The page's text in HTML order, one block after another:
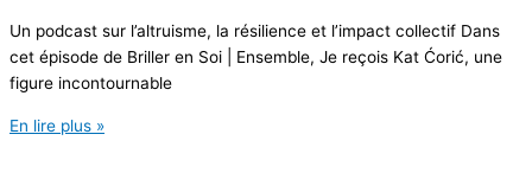
Un podcast sur l’altruisme, la résilience et l’impact collectif Dans
cet épisode de Briller en Soi | Ensemble, Je reçois Kat Ćorić, une
figure incontournable
En lire plus »